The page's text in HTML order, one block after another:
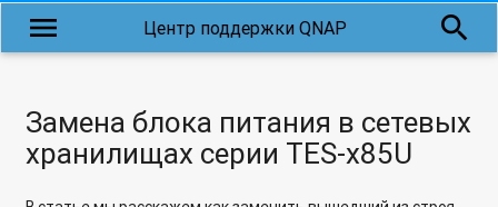
menu Центр поддержки QNAP search
Замена блока питания в сетевых
хранилищах серии TES-x85U